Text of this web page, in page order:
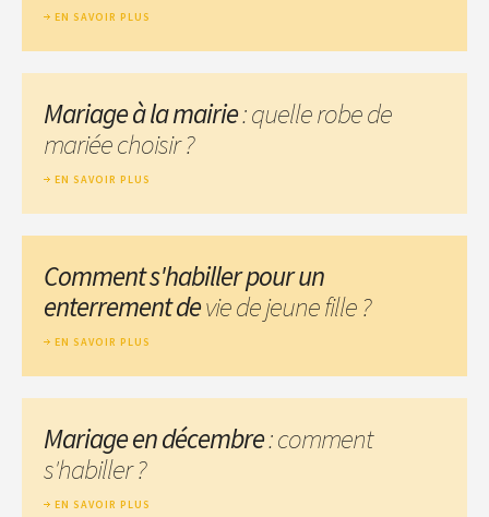
EN SAVOIR PLUS
Mariage à la mairie: quelle robe de
mariée choisir ?
EN SAVOIR PLUS
Comment s'habiller pour un
enterrement devie de jeune fille ?
EN SAVOIR PLUS
Mariage en décembre: comment
s'habiller ?
EN SAVOIR PLUS